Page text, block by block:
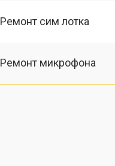
Ремонт сим лотка
Ремонт микрофона